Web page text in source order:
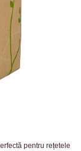
pentru rețetele